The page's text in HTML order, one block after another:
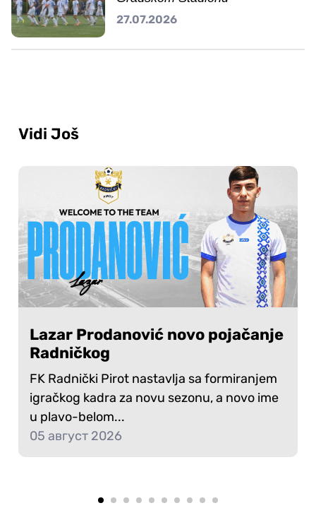
27.07.2026
Vidi Još
Lazar Prodanović novo pojačanje
Radničkog
FK Radnički Pirot nastavlja sa formiranjem
igračkog kadra za novu sezonu, a novo ime
u plavo-belom...
05 август 2026